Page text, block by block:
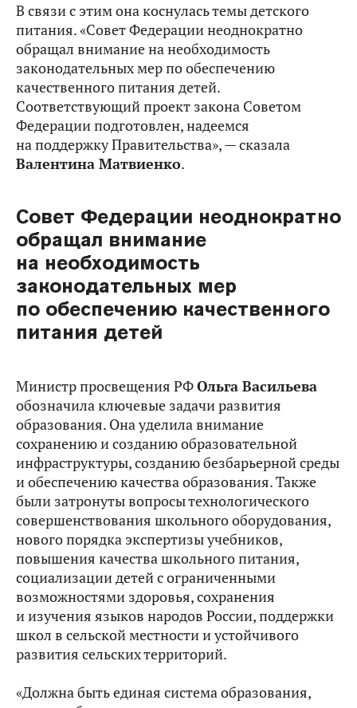
В связи с этим она коснулась темы детского
питания. «Совет Федерации неоднократно
обращал внимание на необходимость
законодательных мер по обеспечению
качественного питания детей.
Соответствующий проект закона Советом
Федерации подготовлен, надеемся
на поддержку Правительства», — сказала
Валентина Матвиенко.
Совет Федерации неоднократно
обращал внимание
на необходимость
законодательных мер
по обеспечению качественного
питания детей
Министр просвещения РФОльга Васильева
обозначила ключевые задачи развития
образования. Она уделила внимание
сохранению и созданию образовательной
инфраструктуры, созданию безбарьерной среды
и обеспечению качества образования. Также
были затронуты вопросы технологического
совершенствования школьного оборудования,
нового порядка экспертизы учебников,
повышения качества школьного питания,
социализации детей с ограниченными
возможностями здоровья, сохранения
и изучения языков народов России, поддержки
школ в сельской местности и устойчивого
развития сельских территорий.
«Должна быть единая система образования,